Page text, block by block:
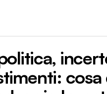
Investment Survey 2025 (EIBIS)
cosa